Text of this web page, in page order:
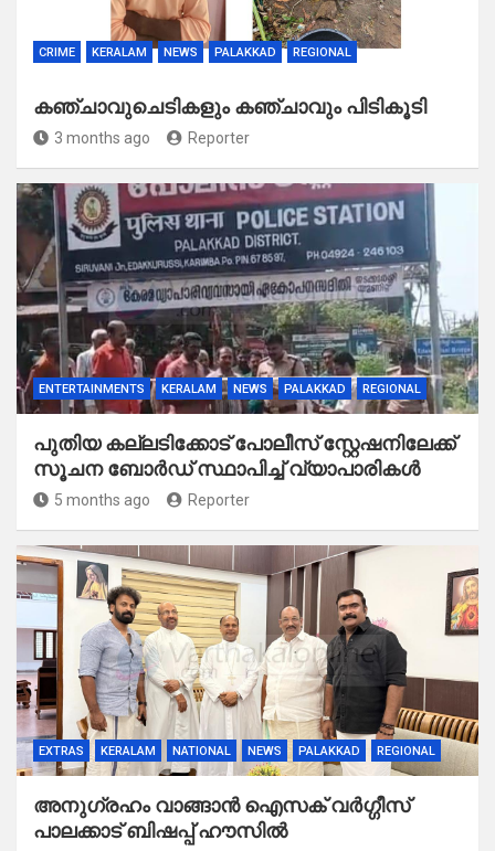
CRIME KERALAM NEWS PALAKKAD REGIONAL
കഞ്ചാവുചെടികളും കഞ്ചാവും പിടികൂടി
3 months ago Reporter
ENTERTAINMENTS KERALAM NEWS PALAKKAD REGIONAL
പുതിയ കല്ലടിക്കോട് പോലീസ് സ്റ്റേഷനിലേക്ക്
സൂചന ബോർഡ് സ്ഥാപിച്ച് വ്യാപാരികൾ
5 months ago Reporter
EXTRAS KERALAM NATIONAL NEWS PALAKKAD REGIONAL
അനുഗ്രഹം വാങ്ങാൻ ഐസക് വര്‍ഗ്ഗീസ്
പാലക്കാട് ബിഷപ്പ് ഹൗസില്‍